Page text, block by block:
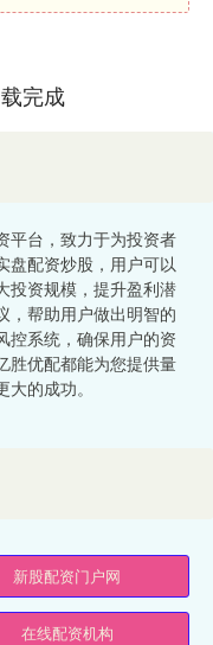
完成
平台，致力于为投资者
盘配资炒股，用户可以
投资规模，提升盈利潜
，帮助用户做出明智的
控系统，确保用户的资
胜优配都能为您提供量
的成功。
新股配资门户网
在线配资机构